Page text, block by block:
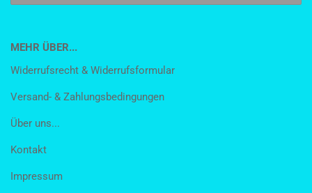
MEHR ÜBER...
Widerrufsrecht & Widerrufsformular
Versand- & Zahlungsbedingungen
Über uns...
Kontakt
Impressum